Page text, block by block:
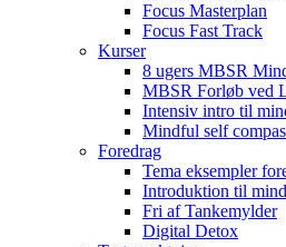
Focus Masterplan
Focus Fast Track
Kurser
8 ugers MBSR
MBSR Forløb ved
Intensiv intro til
Mindful self
Foredrag
Tema eksempler
Introduktion til
Fri af Tankemylder
Digital Detox